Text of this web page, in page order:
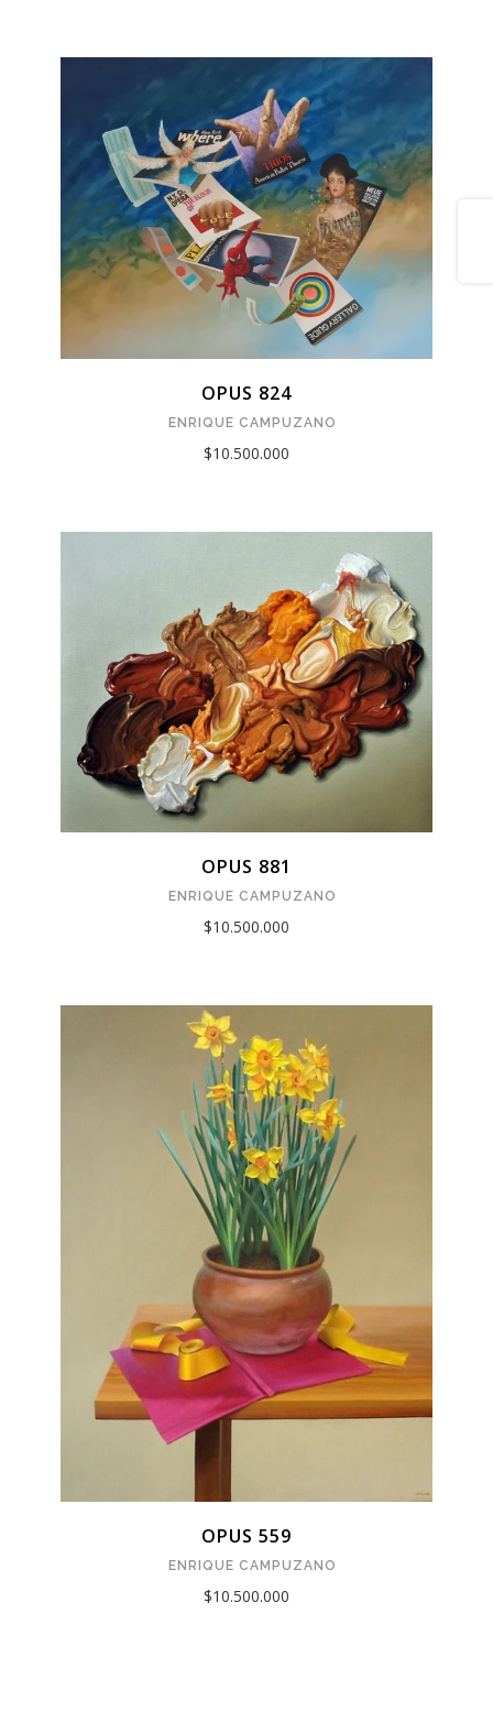
OPUS 824
ENRIQUE CAMPUZANO
$10.500.000
OPUS 881
ENRIQUE CAMPUZANO
$10.500.000
OPUS 559
ENRIQUE CAMPUZANO
$10.500.000